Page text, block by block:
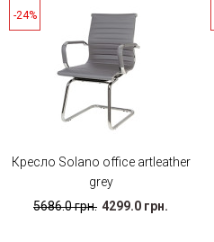
-24%
Кресло Solano office artleather
grey
5686.0 грн. 4299.0 грн.